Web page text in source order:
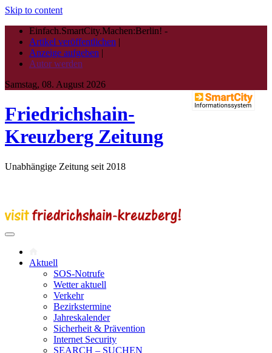
Skip to content
Einfach.SmartCity.Machen:Berlin! -
Artikel veröffentlichen |
Anzeige aufgeben |
Autor werden
Samstag, 08. August 2026
Friedrichshain-
Kreuzberg Zeitung
Unabhängige Zeitung seit 2018
Aktuell
SOS-Notrufe
Wetter aktuell
Verkehr
Bezirkstermine
Jahreskalender
Sicherheit & Prävention
Internet Security
SEARCH – SUCHEN